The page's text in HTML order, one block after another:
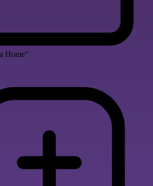
Home"